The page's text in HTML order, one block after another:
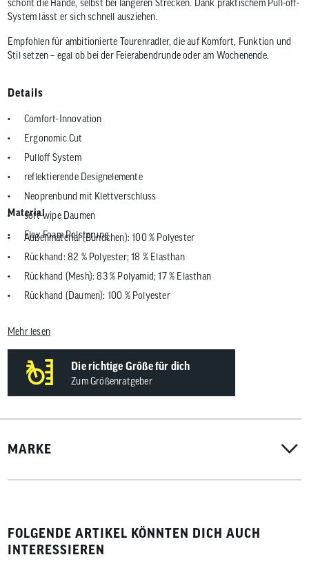
schont die Hände, selbst bei längeren Strecken. Dank praktischem Pull-off-
System lässt er sich schnell ausziehen.
Empfohlen für ambitionierte Tourenradler, die auf Komfort, Funktion und
Stil setzen – egal ob bei der Feierabendrunde oder am Wochenende.
Details
Comfort-Innovation
Ergonomic Cut
Pulloff System
reflektierende Designelemente
Neoprenbund mit Klettverschluss
soft-wipe Daumen
Flex Foam Polsterung
Material
Außenmaterial (Bündchen): 100 % Polyester
Rückhand: 82 % Polyester; 18 % Elasthan
Rückhand (Mesh): 83 % Polyamid; 17 % Elasthan
Rückhand (Daumen): 100 % Polyester
Mehr lesen
Die richtige Größe für dich
Zum Größenratgeber
MARKE
FOLGENDE ARTIKEL KÖNNTEN DICH AUCH
INTERESSIEREN